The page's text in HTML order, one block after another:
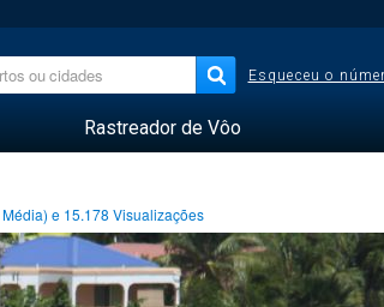
Esqueceu o
Rastreador de Vôo
Média) e 15.178 Visualizações